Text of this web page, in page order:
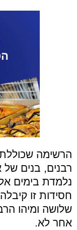
הרשימה שכוללת
רבנים, בנים של
נלמדת בימים
חסידות זו
שלושה ומיהו
אחר לא.